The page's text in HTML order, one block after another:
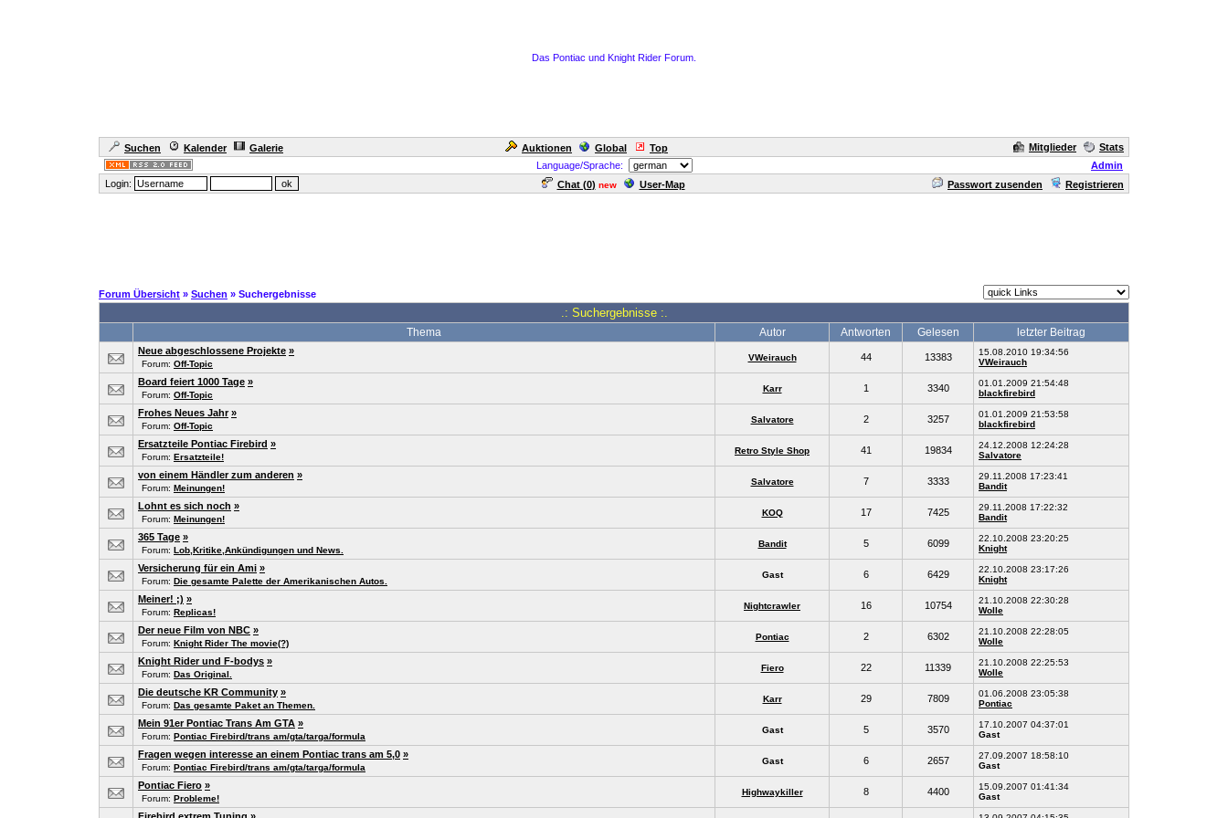
Das Pontiac und Knight Rider Forum.
Suchen Kalender Galerie Auktionen Global Top Mitglieder
Stats
Language/Sprache:
Admin
Login:
Chat (0) new User-Map Passwort zusenden Registrieren
Forum Übersicht » Suchen » Suchergebnisse
.: Suchergebnisse :.
Thema Autor Antworten Gelesen letzter Beitrag
Neue abgeschlossene Projekte »
Forum: Off-Topic
VWeirauch 44 13383
15.08.2010 19:34:56
VWeirauch
Board feiert 1000 Tage »
Forum: Off-Topic
Karr 1 3340
01.01.2009 21:54:48
blackfirebird
Frohes Neues Jahr »
Forum: Off-Topic
Salvatore 2 3257
01.01.2009 21:53:58
blackfirebird
Ersatzteile Pontiac Firebird »
Forum: Ersatzteile!
Retro Style Shop 41 19834
24.12.2008 12:24:28
Salvatore
von einem Händler zum anderen »
Forum: Meinungen!
Salvatore 7 3333
29.11.2008 17:23:41
Bandit
Lohnt es sich noch »
Forum: Meinungen!
KOQ 17 7425
29.11.2008 17:22:32
Bandit
365 Tage »
Forum: Lob,Kritike,Ankündigungen und News.
Bandit 5 6099
22.10.2008 23:20:25
Knight
Versicherung für ein Ami »
Forum: Die gesamte Palette der Amerikanischen Autos.
Gast 6 6429
22.10.2008 23:17:26
Knight
Meiner! ;) »
Forum: Replicas!
Nightcrawler 16 10754
21.10.2008 22:30:28
Wolle
Der neue Film von NBC »
Forum: Knight Rider The movie(?)
Pontiac 2 6302
21.10.2008 22:28:05
Wolle
Knight Rider und F-bodys »
Forum: Das Original.
Fiero 22 11339
21.10.2008 22:25:53
Wolle
Die deutsche KR Community »
Forum: Das gesamte Paket an Themen.
Karr 29 7809
01.06.2008 23:05:38
Pontiac
Mein 91er Pontiac Trans Am GTA »
Forum: Pontiac Firebird/trans am/gta/targa/formula
Gast 5 3570
17.10.2007 04:37:01
Gast
Fragen wegen interesse an einem Pontiac trans am 5,0 »
Forum: Pontiac Firebird/trans am/gta/targa/formula
Gast 6 2657
27.09.2007 18:58:10
Gast
Pontiac Fiero »
Forum: Probleme!
Highwaykiller 8 4400
15.09.2007 01:41:34
Gast